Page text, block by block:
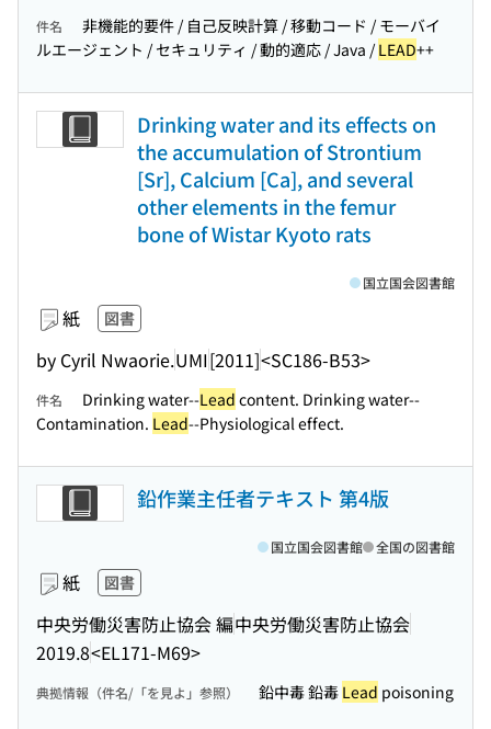
件名
非機能的要件 / 自己反映計算 / 移動コード / モーバイ
ルエージェント / セキュリティ / 動的適応 / Java /LEAD++
Drinking water and its effects on
the accumulation of Strontium
[Sr], Calcium [Ca], and several
other elements in the femur
bone of Wistar Kyoto rats
紙 図書
by Cyril Nwaorie.UMI[2011]<SC186-B53>
国立国会図書館
件名 Drinking water--Lead content. Drinking water--
Contamination. Lead--Physiological effect.
鉛作業主任者テキスト 第4版
紙 図書
中央労働災害防止協会 編中央労働災害防止協会
2019.8<EL171-M69>
国立国会図書館 全国の図書館
典拠情報（件名/「を見よ」参照） 鉛中毒 鉛毒 Lead poisoning